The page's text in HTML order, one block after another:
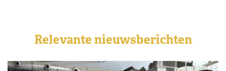
Relevante nieuwsberichten